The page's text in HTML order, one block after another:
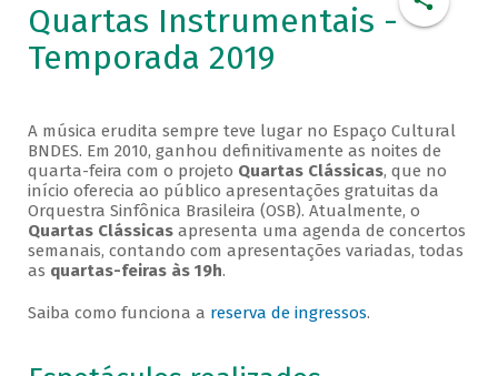
Quartas Instrumentais -
Temporada 2019
A música erudita sempre teve lugar no Espaço Cultural
BNDES. Em 2010, ganhou definitivamente as noites de
quarta-feira com o projeto Quartas Clássicas, que no
início oferecia ao público apresentações gratuitas da
Orquestra Sinfônica Brasileira (OSB). Atualmente, o
Quartas Clássicasapresenta uma agenda de concertos
semanais, contando com apresentações variadas, todas
as quartas-feiras às 19h.
Saiba como funciona a reserva de ingressos.